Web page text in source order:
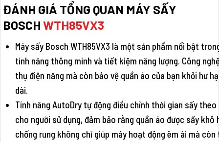
ĐÁNH GIÁ TỔNG QUAN MÁY SẤY
BOSCH WTH85VX3
Máy sấy Bosch WTH85VX3 là một sản phẩm nổi bật
tính năng thông minh và tiết kiệm năng lượng. Công
thụ điện năng mà còn bảo vệ quần áo của bạn khỏi hư
dài.
Tính năng AutoDry tự động điều chỉnh thời gian sấy
cho người sử dụng, đảm bảo rằng quần áo được sấy
chống rung không chỉ giúp máy hoạt động êm ái mà